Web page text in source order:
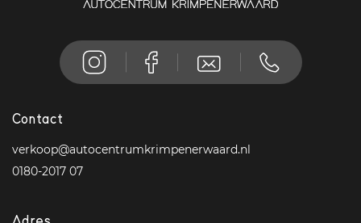
Contact
verkoop@autocentrumkrimpenerwaard.nl
0180-2017 07